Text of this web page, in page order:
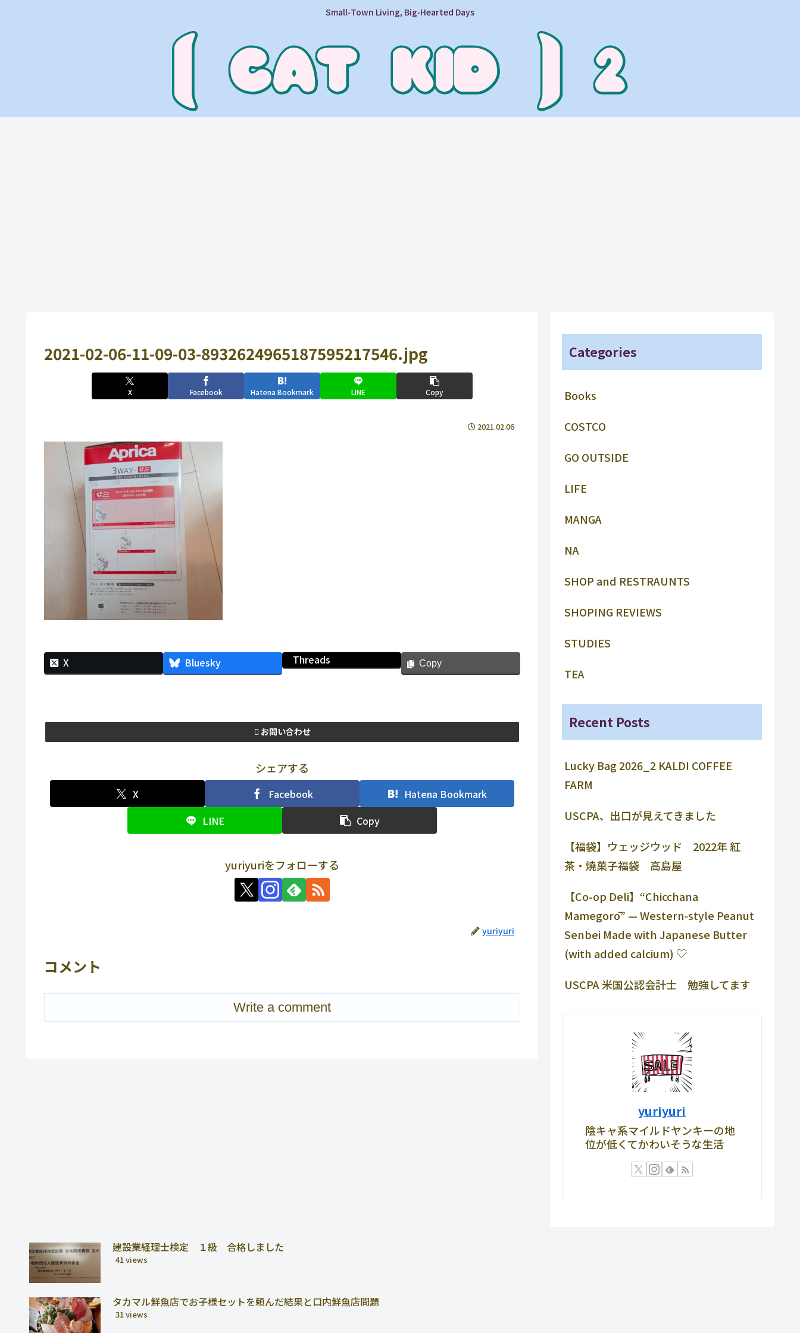
Small‑Town Living, Big‑Hearted Days
2021-02-06-11-09-03-8932624965187595217546.jpg
X Facebook Hatena Bookmark LINE Copy
2021.02.06
X Bluesky Threads Copy
お問い合わせ
シェアする
X Facebook
Hatena Bookmark
LINE
Copy
yuriyuriをフォローする
yuriyuri
コメント
Write a comment
Categories
Books
COSTCO
GO OUTSIDE
LIFE
MANGA
NA
SHOP and RESTRAUNTS
SHOPING REVIEWS
STUDIES
TEA
Recent Posts
Lucky Bag 2026_2 KALDI COFFEE
FARM
USCPA、出口が見えてきました
【福袋】ウェッジウッド 2022年 紅
茶・焼菓子福袋 高島屋
【Co-op Deli】“Chicchana
Mamegorō” — Western‑style Peanut
Senbei Made with Japanese Butter
(with added calcium) ♡
USCPA 米国公認会計士 勉強してます
yuriyuri
陰キャ系マイルドヤンキーの地
位が低くてかわいそうな生活
建設業経理士検定 １級 合格しました
41 views
タカマル鮮魚店でお子様セットを頼んだ結果と口内鮮魚店問題
31 views